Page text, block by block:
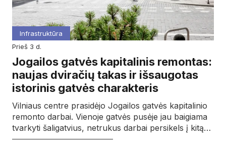
Infrastruktūra
prieš 3 d.
Jogailos gatvės kapitalinis remontas:
naujas dviračių takas ir išsaugotas
istorinis gatvės charakteris
Vilniaus centre prasidėjo Jogailos gatvės kapitalinio
remonto darbai. Vienoje gatvės pusėje jau baigiama
tvarkyti šaligatvius, netrukus darbai persikels į kitą…